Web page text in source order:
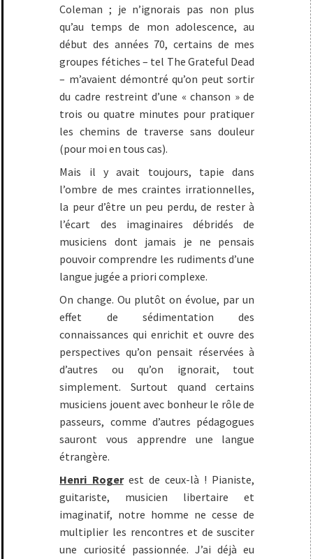
Coleman ; je n’ignorais pas non plus
qu’au temps de mon adolescence, au
début des années 70, certains de mes
groupes fétiches – tel The Grateful Dead
– m’avaient démontré qu’on peut sortir
du cadre restreint d’une « chanson » de
trois ou quatre minutes pour pratiquer
les chemins de traverse sans douleur
(pour moi en tous cas).
Mais il y avait toujours, tapie dans
l’ombre de mes craintes irrationnelles,
la peur d’être un peu perdu, de rester à
l’écart des imaginaires débridés de
musiciens dont jamais je ne pensais
pouvoir comprendre les rudiments d’une
langue jugée a priori complexe.
On change. Ou plutôt on évolue, par un
effet de sédimentation des
connaissances qui enrichit et ouvre des
perspectives qu’on pensait réservées à
d’autres ou qu’on ignorait, tout
simplement. Surtout quand certains
musiciens jouent avec bonheur le rôle de
passeurs, comme d’autres pédagogues
sauront vous apprendre une langue
étrangère.
Henri Rogerest de ceux-là ! Pianiste,
guitariste, musicien libertaire et
imaginatif, notre homme ne cesse de
multiplier les rencontres et de susciter
une curiosité passionnée. J’ai déjà eu